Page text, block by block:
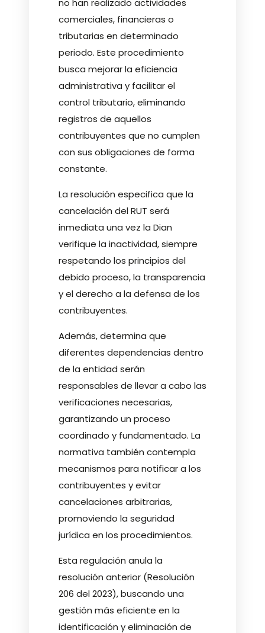
no han realizado actividades
comerciales, financieras o
tributarias en determinado
periodo. Este procedimiento
busca mejorar la eficiencia
administrativa y facilitar el
control tributario, eliminando
registros de aquellos
contribuyentes que no cumplen
con sus obligaciones de forma
constante.
La resolución especifica que la
cancelación del RUT será
inmediata una vez la Dian
verifique la inactividad, siempre
respetando los principios del
debido proceso, la transparencia
y el derecho a la defensa de los
contribuyentes.
Además, determina que
diferentes dependencias dentro
de la entidad serán
responsables de llevar a cabo las
verificaciones necesarias,
garantizando un proceso
coordinado y fundamentado. La
normativa también contempla
mecanismos para notificar a los
contribuyentes y evitar
cancelaciones arbitrarias,
promoviendo la seguridad
jurídica en los procedimientos.
Esta regulación anula la
resolución anterior (Resolución
206 del 2023), buscando una
gestión más eficiente en la
identificación y eliminación de